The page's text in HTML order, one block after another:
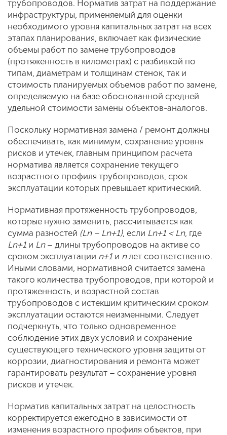
трубопроводов. Норматив затрат на поддержание
инфраструктуры, применяемый для оценки
необходимого уровня капитальных затрат на всех
этапах планирования, включает как физические
объемы работ по замене трубопроводов
(протяженность в километрах) с разбивкой по
типам, диаметрам и толщинам стенок, так и
стоимость планируемых объемов работ по замене,
определяемую на базе обоснованной средней
удельной стоимости замены объектов-аналогов.
Поскольку нормативная замена / ремонт должны
обеспечивать, как минимум, сохранение уровня
рисков и утечек, главным принципом расчета
норматива является сохранение текущего
возрастного профиля трубопроводов, срок
эксплуатации которых превышает критический.
Нормативная протяженность трубопроводов,
которые нужно заменить, рассчитывается как
сумма разностей (Ln – Ln+1), если Ln+1 < Ln, где
Ln+1 и Ln – длины трубопроводов на активе со
сроком эксплуатации n+1 и nлет соответственно.
Иными словами, нормативной считается замена
такого количества трубопроводов, при которой и
протяженность, и возрастной состав
трубопроводов с истекшим критическим сроком
эксплуатации остаются неизменными. Следует
подчеркнуть, что только одновременное
соблюдение этих двух условий и сохранение
существующего технического уровня защиты от
коррозии, диагностирования и ремонта может
гарантировать результат – сохранение уровня
рисков и утечек.
Норматив капитальных затрат на целостность
корректируется ежегодно в зависимости от
изменения возрастного профиля объектов, при